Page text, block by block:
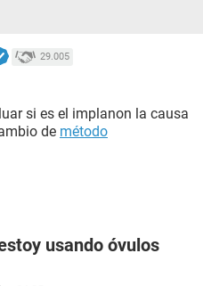
29.005
si es el implanon la causa
de método
usando óvulos